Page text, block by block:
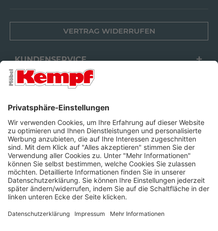
VERTRAG WIDERRUFEN
KUNDENSERVICE
FILIALEN
FOLGEN SIE UNS
Barrierefreiheit Cookie-Einstellungen Widerrufsrecht